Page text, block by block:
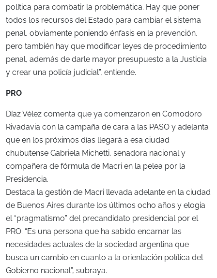
política para combatir la problemática. Hay que poner
todos los recursos del Estado para cambiar el sistema
penal, obviamente poniendo énfasis en la prevención,
pero también hay que modificar leyes de procedimiento
penal, además de darle mayor presupuesto a la Justicia
y crear una policía judicial”, entiende.
PRO
Díaz Vélez comenta que ya comenzaron en Comodoro
Rivadavia con la campaña de cara a las PASO y adelanta
que en los próximos días llegará a esa ciudad
chubutense Gabriela Michetti, senadora nacional y
compañera de fórmula de Macri en la pelea por la
Presidencia.
Destaca la gestión de Macri llevada adelante en la ciudad
de Buenos Aires durante los últimos ocho años y elogia
el “pragmatismo” del precandidato presidencial por el
PRO. “Es una persona que ha sabido encarnar las
necesidades actuales de la sociedad argentina que
busca un cambio en cuanto a la orientación política del
Gobierno nacional”, subraya.